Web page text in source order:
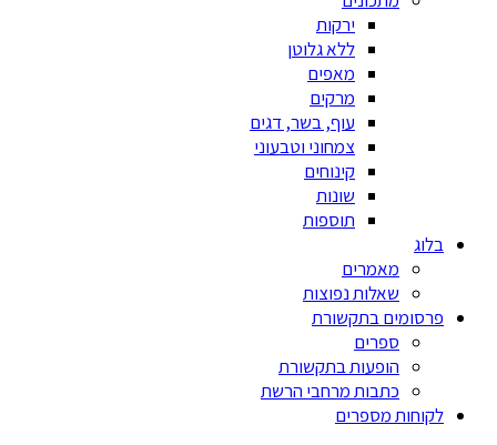
ירקות
ללא גלוטן
מאפים
מרקים
עוף, בשר, דגים
צמחוני וטבעוני
קינוחים
שונות
תוספות
בלוג
מאמרים
שאלות נפוצות
פרסומים בתקשורת
ספרים
הופעות בתקשורת
כתבות מרחבי הרשת
לקוחות מספרים